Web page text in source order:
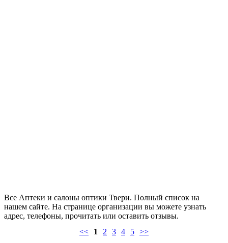
Все Аптеки и салоны оптики Твери. Полный список на
нашем сайте. На странице организации вы можете узнать
адрес, телефоны, прочитать или оставить отзывы.
<<
1 2 3 4 5 >>